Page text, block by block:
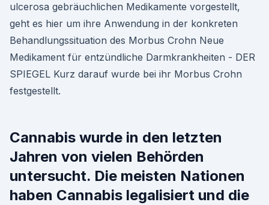
ulcerosa gebräuchlichen Medikamente vorgestellt,
geht es hier um ihre Anwendung in der konkreten
Behandlungssituation des Morbus Crohn Neue
Medikament für entzündliche Darmkrankheiten - DER
SPIEGEL Kurz darauf wurde bei ihr Morbus Crohn
festgestellt.
Cannabis wurde in den letzten
Jahren von vielen Behörden
untersucht. Die meisten Nationen
haben Cannabis legalisiert und die